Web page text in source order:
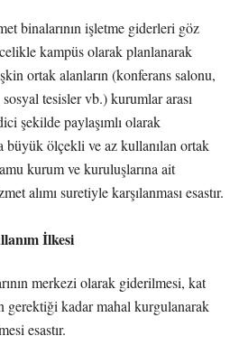
binalarının işletme giderleri göz
kampüs olarak planlanarak
ortak alanların (konferans salonu,
tesisler vb.) kurumlar arası
şekilde paylaşımlı olarak
büyük ölçekli ve az kullanılan ortak
kurum ve kuruluşlarına ait
alımı suretiyle karşılanması esastır.
İlkesi
merkezi olarak giderilmesi, kat
gerektiği kadar mahal kurgulanarak
esastır.